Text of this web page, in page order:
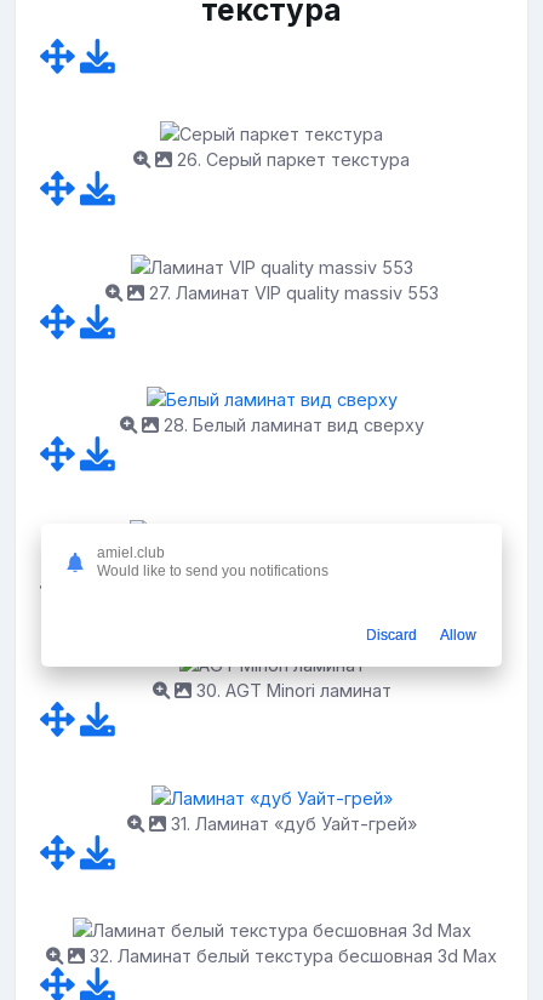
текстура
26. Серый паркет текстура
27. Ламинат VIP quality massiv 553
28. Белый ламинат вид сверху
29. Parador ясень Сандед 1426399
30. AGT Minori ламинат
31. Ламинат «дуб Уайт-грей»
32. Ламинат белый текстура бесшовная 3d Max
amiel.club
Would like to send you notifications
Discard Allow